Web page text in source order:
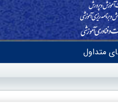
متداول